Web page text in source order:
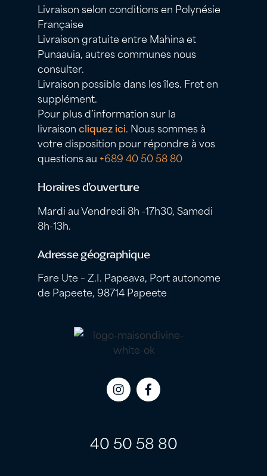
Livraison selon conditions en Polynésie
Française
Livraison gratuite entre Mahina et
Punaauia, autres communes nous
consulter.
Livraison possible dans les îles. Fret en
supplément.
Pour plus d’information sur la
livraisoncliquez ici. Nous sommes à
votre disposition pour répondre à vos
questions au +689 40 50 58 80
Horaires d’ouverture
Mardi au Vendredi 8h -17h30, Samedi
8h-13h.
Adresse géographique
Fare Ute – Z.I. Papeava, Port autonome
de Papeete, 98714 Papeete
Icon
Icon
40 50 58 80